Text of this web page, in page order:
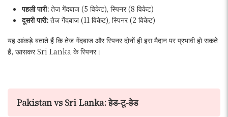
पहली पारी: तेज गेंदबाज (5 विकेट), स्पिनर (8 विकेट)
दूसरी पारी: तेज गेंदबाज (11 विकेट), स्पिनर (2 विकेट)
यह आंकड़े बताते हैं कि तेज गेंदबाज और स्पिनर दोनों ही इस मैदान पर प्रभावी हो सकते
हैं, खासकर Sri Lanka के स्पिनर।
Pakistan vs Sri Lanka: हेड-टू-हेड